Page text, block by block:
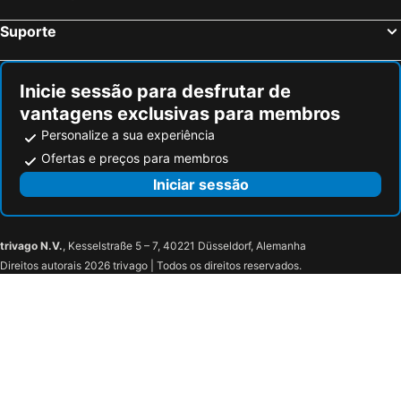
Villers-la-Chèvre, bed and breakfasts
Tintigny, bed and breakfasts
Woippy, bed and breakfasts
Suporte
Inicie sessão para desfrutar de
vantagens exclusivas para membros
Personalize a sua experiência
Ofertas e preços para membros
Iniciar sessão
trivago N.V., Kesselstraße 5 – 7, 40221 Düsseldorf, Alemanha
Direitos autorais 2026 trivago | Todos os direitos reservados.